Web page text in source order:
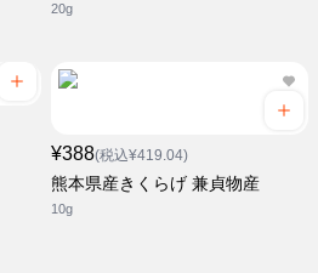
20g
¥388(税込¥419.04)
熊本県産きくらげ 兼貞物産
10g